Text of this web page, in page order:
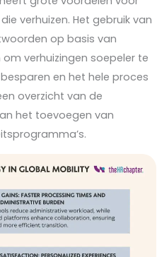
verhuizen. Het gebruik van
op basis van
verhuizingen soepeler te
en het hele proces
overzicht van de
het toevoegen van